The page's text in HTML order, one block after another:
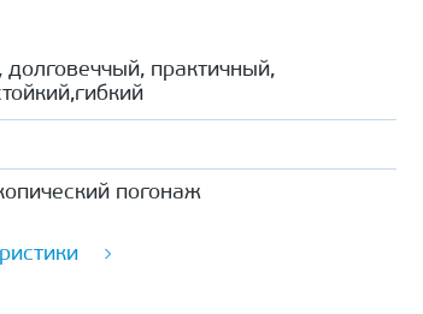
долговеччый, практичный,
погонаж